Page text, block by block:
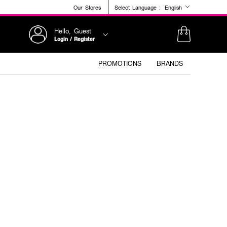
Our Stores Select Language : English
Hello, Guest
Login / Register
PROMOTIONS BRANDS